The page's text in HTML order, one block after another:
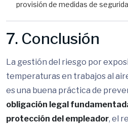
provisión de medidas de
7. Conclusión
La gestión del riesgo por
temperaturas en trabajos al
es una buena práctica de
obligación legal
protección del empleador, el